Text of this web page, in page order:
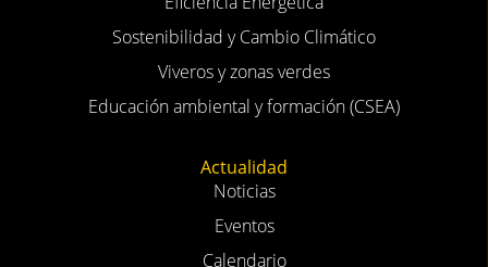
Sostenibilidad y Cambio Climático
Viveros y zonas verdes
Educación ambiental y formación (CSEA)
Actualidad
Noticias
Eventos
Calendario